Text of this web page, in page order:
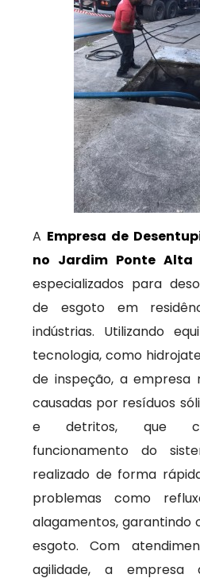
A Empresa de
no Jardim Ponte Alta
especializados para
de esgoto em
indústrias. Utilizando
tecnologia, como
de inspeção, a empresa
causadas por resíduos
e detritos, que
funcionamento do
realizado de forma
problemas como
alagamentos, garantindo
esgoto. Com
agilidade, a empresa